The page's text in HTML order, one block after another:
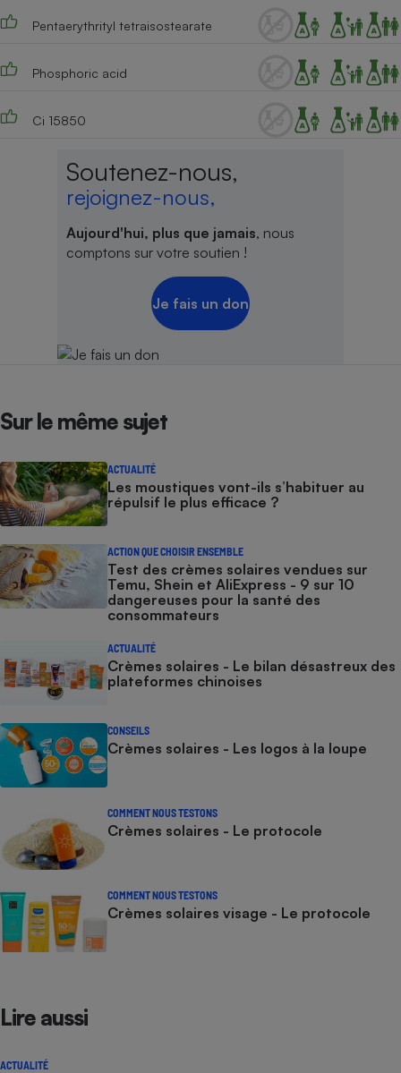
Pentaerythrityl tetraisostearate
Phosphoric acid
Ci 15850
Soutenez-nous,
rejoignez-nous,
Aujourd'hui, plus que jamais, nous
comptons sur votre soutien !
Je fais un don
Sur le même sujet
ACTUALITÉ
Les moustiques vont-ils s’habituer au
répulsif le plus efficace ?
ACTION QUE CHOISIR ENSEMBLE
Test des crèmes solaires vendues sur
Temu, Shein et AliExpress - 9 sur 10
dangereuses pour la santé des
consommateurs
ACTUALITÉ
Crèmes solaires - Le bilan désastreux des
plateformes chinoises
CONSEILS
Crèmes solaires - Les logos à la loupe
COMMENT NOUS TESTONS
Crèmes solaires - Le protocole
COMMENT NOUS TESTONS
Crèmes solaires visage - Le protocole
Lire aussi
ACTUALITÉ